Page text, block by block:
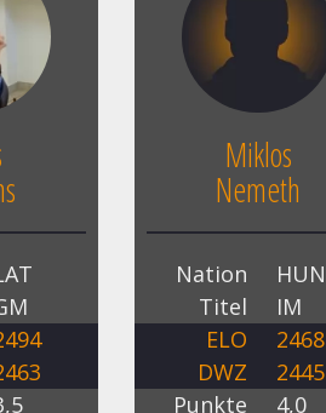
Miklos
Nemeth
Nation
HUN
Titel
IM
ELO
2468
DWZ
2445
Punkte
4,0